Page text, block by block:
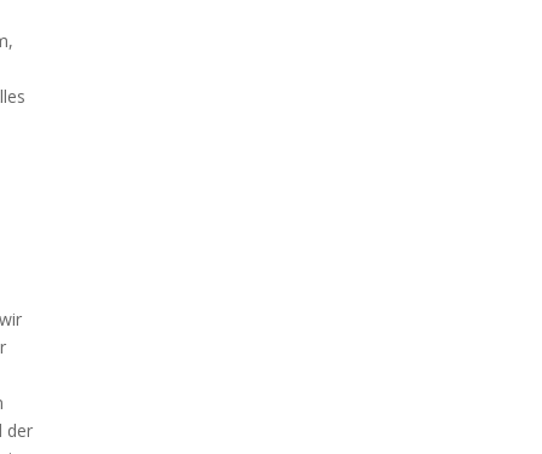
der